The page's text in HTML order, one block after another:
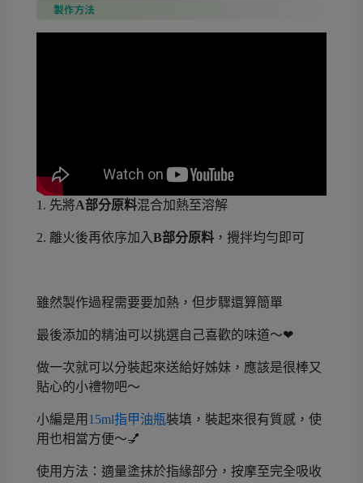
1. 先將A部分原料混合加熱至溶解
2. 離火後再依序加入B部分原料 ，攪拌均勻即可
雖然製作過程需要要加熱，但步驟還算簡單
最後添加的精油可以挑選自己喜歡的味道～❤
做一次就可以分裝起來送給好姊妹，應該是很棒又
貼心的小禮物吧～
小編是用 15ml指甲油瓶裝填，裝起來很有質感，使
用也相當方便～💅
使用方法：適量塗抹於指緣部分，按摩至完全吸收